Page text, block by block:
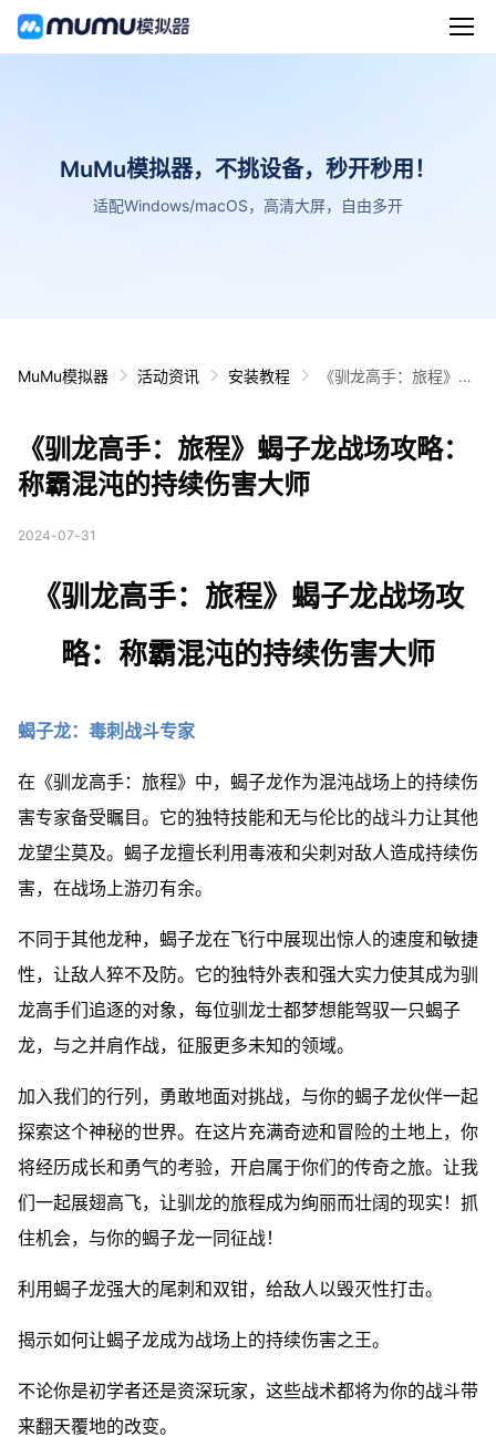
MuMu模拟器，不挑设备，秒开秒用！
适配Windows/macOS，高清大屏，自由多开
MuMu模拟器 活动资讯 安装教程
《驯龙高手：旅程》蝎
《驯龙高手：旅程》蝎子龙战场攻略：
称霸混沌的持续伤害大师
2024-07-31
《驯龙高手：旅程》蝎子龙战场攻
略：称霸混沌的持续伤害大师
蝎子龙：毒刺战斗专家
在《驯龙高手：旅程》中，蝎子龙作为混沌战场上的持续伤
害专家备受瞩目。它的独特技能和无与伦比的战斗力让其他
龙望尘莫及。蝎子龙擅长利用毒液和尖刺对敌人造成持续伤
害，在战场上游刃有余。
不同于其他龙种，蝎子龙在飞行中展现出惊人的速度和敏捷
性，让敌人猝不及防。它的独特外表和强大实力使其成为驯
龙高手们追逐的对象，每位驯龙士都梦想能驾驭一只蝎子
龙，与之并肩作战，征服更多未知的领域。
加入我们的行列，勇敢地面对挑战，与你的蝎子龙伙伴一起
探索这个神秘的世界。在这片充满奇迹和冒险的土地上，你
将经历成长和勇气的考验，开启属于你们的传奇之旅。让我
们一起展翅高飞，让驯龙的旅程成为绚丽而壮阔的现实！抓
住机会，与你的蝎子龙一同征战！
利用蝎子龙强大的尾刺和双钳，给敌人以毁灭性打击。
揭示如何让蝎子龙成为战场上的持续伤害之王。
不论你是初学者还是资深玩家，这些战术都将为你的战斗带
来翻天覆地的改变。